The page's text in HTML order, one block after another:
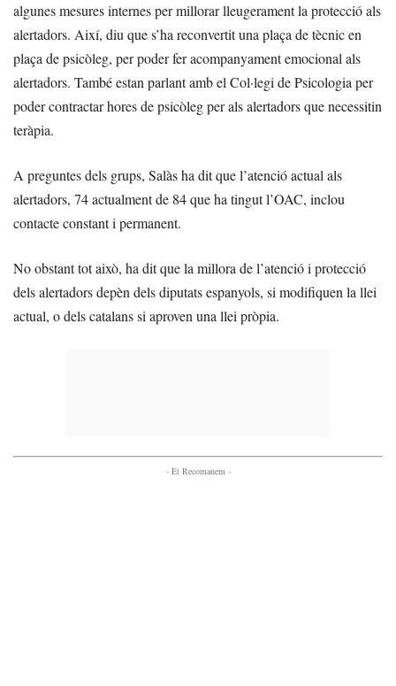
algunes mesures internes per millorar lleugerament la protecció als
alertadors. Així, diu que s’ha reconvertit una plaça de tècnic en
plaça de psicòleg, per poder fer acompanyament emocional als
alertadors. També estan parlant amb el Col·legi de Psicologia per
poder contractar hores de psicòleg per als alertadors que necessitin
teràpia.
A preguntes dels grups, Salàs ha dit que l’atenció actual als
alertadors, 74 actualment de 84 que ha tingut l’OAC, inclou
contacte constant i permanent.
No obstant tot això, ha dit que la millora de l’atenció i protecció
dels alertadors depèn dels diputats espanyols, si modifiquen la llei
actual, o dels catalans si aproven una llei pròpia.
- Et Recomanem -